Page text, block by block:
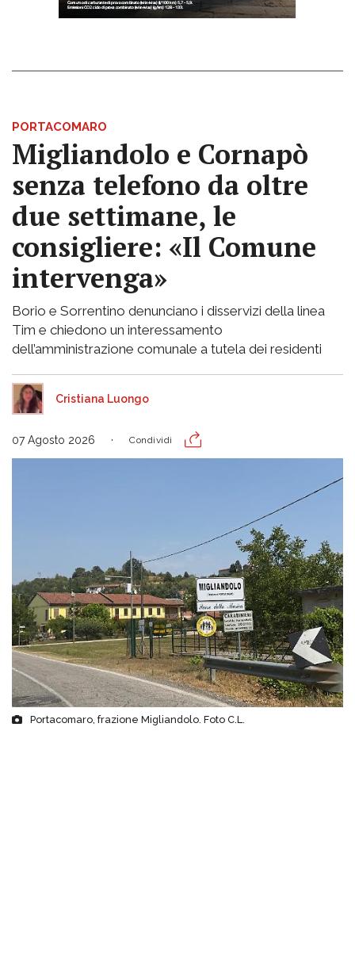
PORTACOMARO
Migliandolo e Cornapò
senza telefono da oltre
due settimane, le
consigliere: «Il Comune
intervenga»
Borio e Sorrentino denunciano i disservizi della linea
Tim e chiedono un interessamento
dell’amministrazione comunale a tutela dei residenti
Cristiana Luongo
07 Agosto 2026 Condividi
Portacomaro, frazione Migliandolo. Foto C.L.